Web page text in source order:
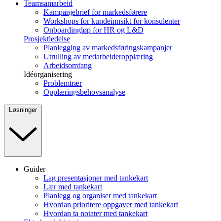
Teamsamarbeid
Kampanjebrief for markedsførere
Workshops for kundeinnsikt for konsulenter
Onboardingløp for HR og L&D
Prosjektledelse
Planlegging av markedsføringskampanjer
Utrulling av medarbeideropplæring
Arbeidsomfang
Idéorganisering
Problemtrær
Opplæringsbehovsanalyse
Løsninger
Guider
Lag presentasjoner med tankekart
Lær med tankekart
Planlegg og organiser med tankekart
Hvordan prioritere oppgaver med tankekart
Hvordan ta notater med tankekart